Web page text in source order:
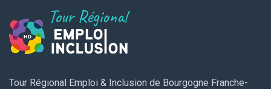
Tour Régional Emploi & Inclusion de Bourgogne Franche-